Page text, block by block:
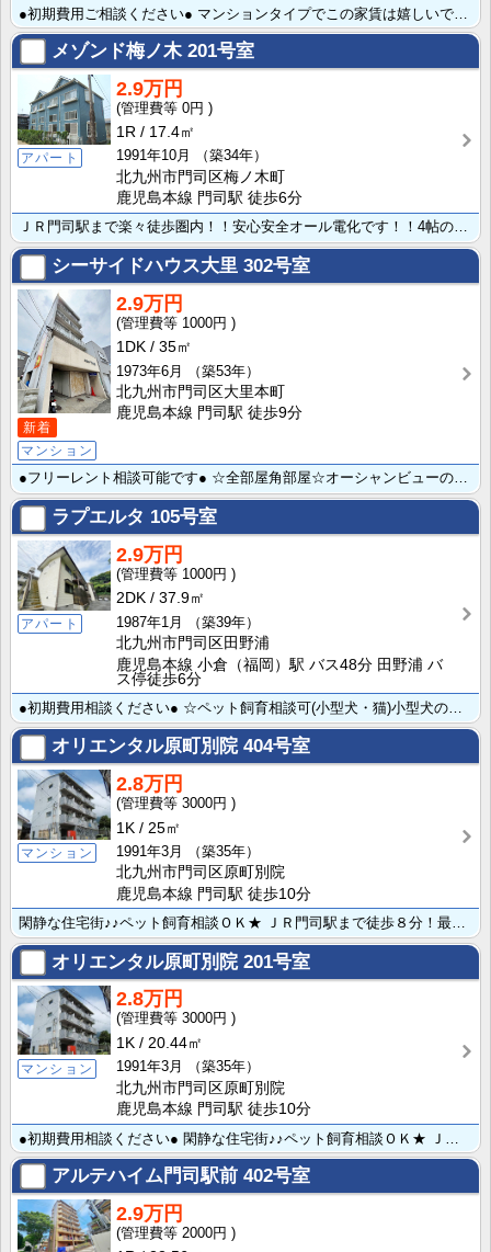
メゾンド梅ノ木201号室
アパート
2.9万円
0円
1R
17.4㎡
1991年10月
（築34年）
北九州市門司区梅ノ木町
鹿児島本線 門司駅 徒歩6分
ＪＲ門司駅まで楽々徒歩圏内！！安心安全オール電化です！！4帖の広いロフトが魅力です♪
シーサイドハウス大里 302号室
新着
マンション
2.9万円
1000円
1DK
35㎡
1973年6月
（築53年）
北九州市門司区大里本町
鹿児島本線 門司駅 徒歩9分
●フリーレント相談可能です● ☆全部屋角部屋☆オーシャンビューのお部屋です！JR門司駅まで徒歩圏内で･･･
ラプエルタ 105号室
アパート
2.9万円
1000円
2DK
37.9㎡
1987年1月
（築39年）
北九州市門司区田野浦
鹿児島本線 小倉（福岡）駅 バス48分 田野浦 バ
ス停徒歩6分
オリエンタル原町別院404号室
マンション
2.8万円
3000円
1K
25㎡
1991年3月
（築35年）
北九州市門司区原町別院
鹿児島本線 門司駅 徒歩10分
オリエンタル原町別院201号室
マンション
2.8万円
3000円
1K
20.44㎡
1991年3月
（築35年）
北九州市門司区原町別院
鹿児島本線 門司駅 徒歩10分
アルテハイム門司駅前 402号室
2.9万円
2000円